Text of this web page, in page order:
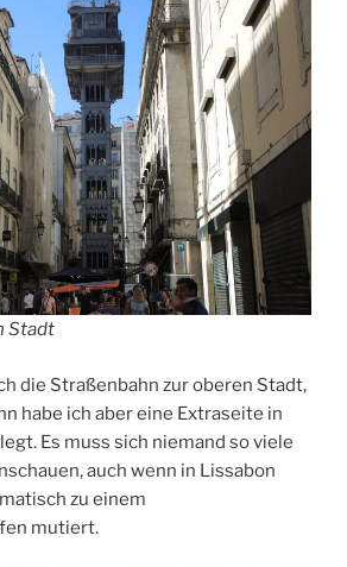
Stadt
die Straßenbahn zur oberen Stadt,
habe ich aber eine Extraseite in
Es muss sich niemand so viele
auch wenn in Lissabon
zu einem
mutiert.